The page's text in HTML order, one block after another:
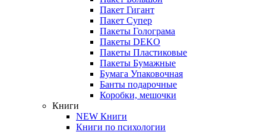
Пакет Гигант
Пакет Супер
Пакеты Голограма
Пакеты DEKO
Пакеты Пластиковые
Пакеты Бумажные
Бумага Упаковочная
Банты подарочные
Коробки, мешочки
Книги
NEW Книги
Книги по психологии